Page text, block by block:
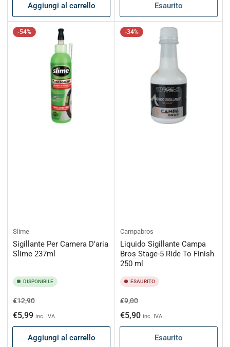
Aggiungi al carrello Esaurito
-54%
Slime
Sigillante Per Camera D'aria
Slime 237ml
DISPONIBILE
Prezzo
di
listino
€12,90Prezzo
scontato
€5,99 inc. IVA
Aggiungi al carrello
-34%
Campabros
Liquido Sigillante Campa
Bros Stage-5 Ride To Finish
250 ml
ESAURITO
Prezzo
di
listino
€9,00Prezzo
scontato
€5,90 inc. IVA
Esaurito